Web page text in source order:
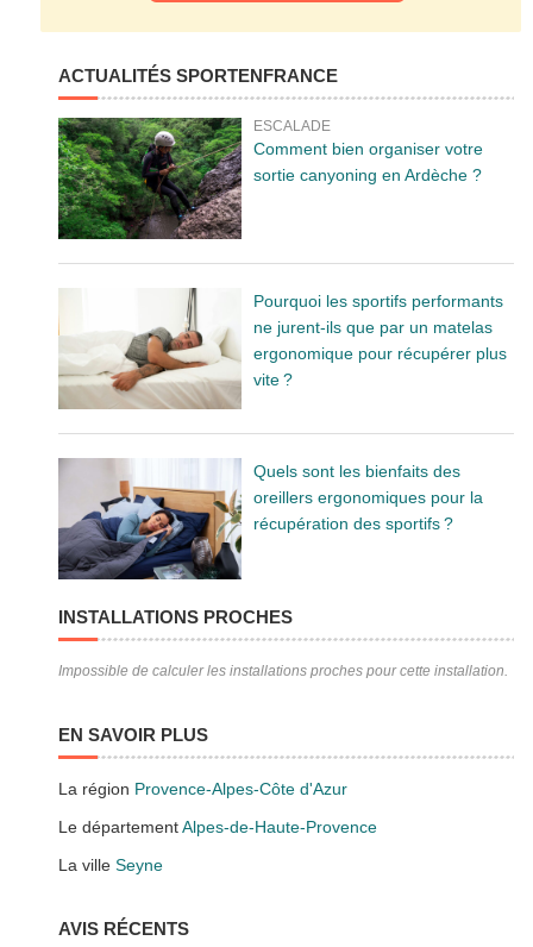
ACTUALITÉS SPORTENFRANCE
ESCALADE
Comment bien organiser votre
sortie canyoning en Ardèche ?
Pourquoi les sportifs performants
ne jurent-ils que par un matelas
ergonomique pour récupérer plus
vite ?
Quels sont les bienfaits des
oreillers ergonomiques pour la
récupération des sportifs ?
INSTALLATIONS PROCHES
Impossible de calculer les installations proches pour cette installation.
EN SAVOIR PLUS
La région Provence-Alpes-Côte d'Azur
Le départementAlpes-de-Haute-Provence
La villeSeyne
AVIS RÉCENTS